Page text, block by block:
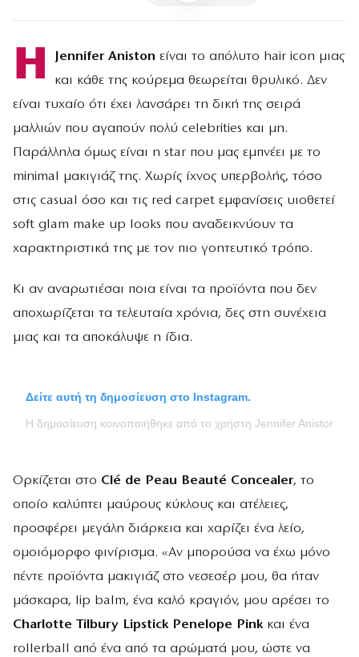
H Jennifer Aniston είναι το απόλυτο hair icon μιας
και κάθε της κούρεμα θεωρείται θρυλικό. Δεν
είναι τυχαίο ότι έχει λανσάρει τη δική της σειρά
μαλλιών που αγαπούν πολύ celebrities και μη.
Παράλληλα όμως είναι η star που μας εμπνέει με το
minimal μακιγιάζ της. Χωρίς ίχνος υπερβολής, τόσο
στις casual όσο και τις red carpet εμφανίσεις υιοθετεί
soft glam make up looks που αναδεικνύουν τα
χαρακτηριστικά της με τον πιο γοητευτικό τρόπο.
Κι αν αναρωτιέσαι ποια είναι τα προϊόντα που δεν
αποχωρίζεται τα τελευταία χρόνια, δες στη συνέχεια
μιας και τα αποκάλυψε η ίδια.
Δείτε αυτή τη δημοσίευση στο Instagram.
Η δημοσίευση κοινοποιήθηκε από το χρήστη Jennifer Aniston
Ορκίζεται στο Clé de Peau Beauté Concealer, το
οποίο καλύπτει μαύρους κύκλους και ατέλειες,
προσφέρει μεγάλη διάρκεια και χαρίζει ένα λείο,
ομοιόμορφο φινίρισμα. «Αν μπορούσα να έχω μόνο
πέντε προϊόντα μακιγιάζ στο νεσεσέρ μου, θα ήταν
μάσκαρα, lip balm, ένα καλό κραγιόν, μου αρέσει το
Charlotte Tilbury Lipstick Penelope Pinkκαι ένα
rollerball από ένα από τα αρώματά μου, ώστε να